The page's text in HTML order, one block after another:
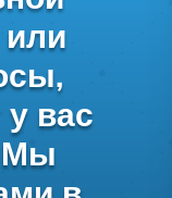
вас
Мы